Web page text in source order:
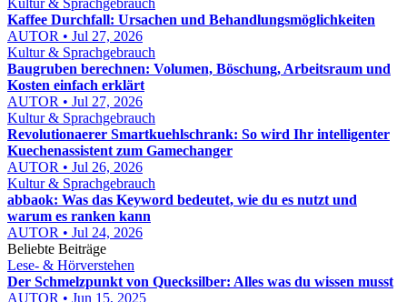
Kultur & Sprachgebrauch
Kaffee Durchfall: Ursachen und Behandlungsmöglichkeiten
AUTOR • Jul 27, 2026
Kultur & Sprachgebrauch
Baugruben berechnen: Volumen, Böschung, Arbeitsraum und
Kosten einfach erklärt
AUTOR • Jul 27, 2026
Kultur & Sprachgebrauch
Revolutionaerer Smartkuehlschrank: So wird Ihr intelligenter
Kuechenassistent zum Gamechanger
AUTOR • Jul 26, 2026
Kultur & Sprachgebrauch
abbaok: Was das Keyword bedeutet, wie du es nutzt und
warum es ranken kann
AUTOR • Jul 24, 2026
Beliebte Beiträge
Lese- & Hörverstehen
Der Schmelzpunkt von Quecksilber: Alles was du wissen musst
AUTOR • Jun 15, 2025